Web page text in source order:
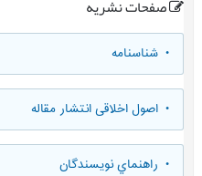
صفحات نشریه
• شناسنامه
• اصول اخلاقی انتشار مقاله
• راهنماي نويسندگان